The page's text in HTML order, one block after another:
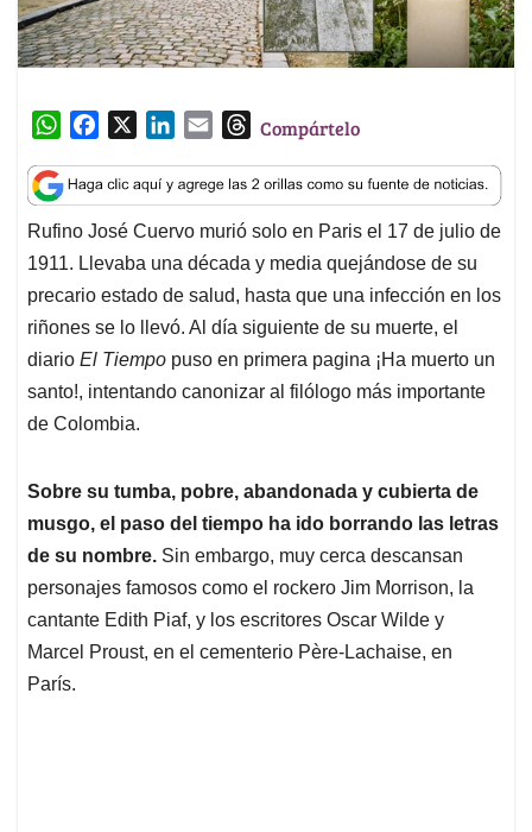
W
a
t
s
A
p
p
c
e
b
o
o
k
n
k
e
d
I
n
a
i
l
T
r
e
a
d
s
Compártelo
Rufino José Cuervo murió solo en Paris el 17 de julio de
1911. Llevaba una década y media quejándose de su
precario estado de salud, hasta que una infección en los
riñones se lo llevó. Al día siguiente de su muerte, el
diario El Tiempo puso en primera pagina ¡Ha muerto un
santo!, intentando canonizar al filólogo más importante
de Colombia.
Sobre su tumba, pobre, abandonada y cubierta de
musgo, el paso del tiempo ha ido borrando las letras
de su nombre. Sin embargo, muy cerca descansan
personajes famosos como el rockero Jim Morrison, la
cantante Edith Piaf, y los escritores Oscar Wilde y
Marcel Proust, en el cementerio Père-Lachaise, en
París.